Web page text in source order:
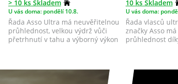
> 10 ks Skladem
U vás doma: pondělí 10.8.
Řada Asso Ultra má neuvěřitelnou
průhlednost, velkou výdrž vůči
přetrhnutí v tahu a výborný výkon
10 ks Skladem
U vás doma:
Řada vlasců
značky Asso
průhlednost